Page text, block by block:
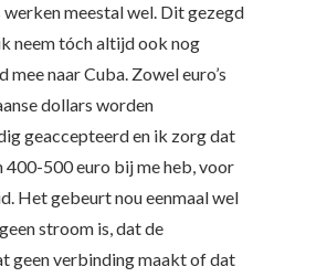
meestal wel. Dit gezegd
neem tóch altijd ook nog
mee naar Cuba. Zowel euro’s
dollars worden
geaccepteerd en ik zorg dat
400-500 euro bij me heb, voor
Het gebeurt nou eenmaal wel
stroom is, dat de
geen verbinding maakt of dat